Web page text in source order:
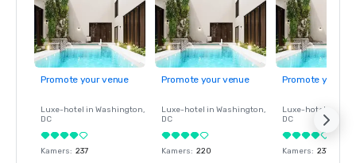
Promote your venue
Luxe-hotel in Washington,
DC
Kamers: 237
Promote your venue
Luxe-hotel in Washington,
DC
Kamers: 220
Promote your
Luxe-hotel in
DC
Kamers: 237